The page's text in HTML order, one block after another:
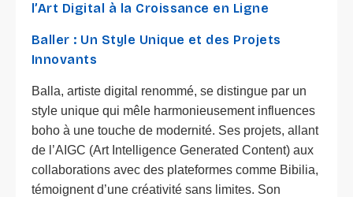
l’Art Digital à la Croissance en Ligne
Baller : Un Style Unique et des Projets
Innovants
Balla, artiste digital renommé, se distingue par un
style unique qui mêle harmonieusement influences
boho à une touche de modernité. Ses projets, allant
de l’AIGC (Art Intelligence Generated Content) aux
collaborations avec des plateformes comme Bibilia,
témoignent d’une créativité sans limites. Son